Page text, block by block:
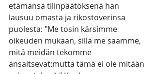
etämänsä tilinpäätöksenä hän
lausuu omasta ja rikostoverinsa
puolesta: "Me tosin kärsimme
oikeuden mukaan, sillä me saamme,
mitä meidän tekomme
ansaitsevat:mutta tämä ei ole mitään